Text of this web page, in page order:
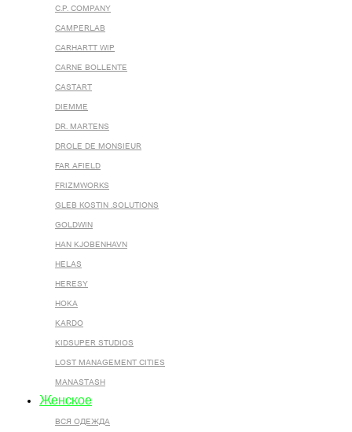
C.P. COMPANY
CAMPERLAB
CARHARTT WIP
CARNE BOLLENTE
CASTART
DIEMME
DR. MARTENS
DROLE DE MONSIEUR
FAR AFIELD
FRIZMWORKS
GLEB KOSTIN .SOLUTIONS
GOLDWIN
HAN KJOBENHAVN
HELAS
HERESY
HOKA
KARDO
KIDSUPER STUDIOS
LOST MANAGEMENT CITIES
MANASTASH
Женское
ВСЯ ОДЕЖДА